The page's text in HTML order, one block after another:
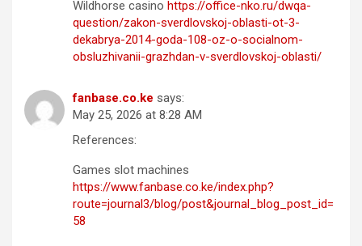
Wildhorse casino https://office-nko.ru/dwqa-
question/zakon-sverdlovskoj-oblasti-ot-3-
dekabrya-2014-goda-108-oz-o-socialnom-
obsluzhivanii-grazhdan-v-sverdlovskoj-oblasti/
fanbase.co.ke says:
May 25, 2026 at 8:28 AM
References:
Games slot machines
https://www.fanbase.co.ke/index.php?
route=journal3/blog/post&journal_blog_post_id=
58